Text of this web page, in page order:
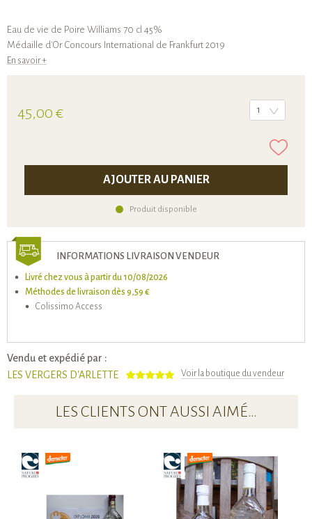
Eau de vie de Poire Williams 70 cl 45%
Médaille d'Or Concours International de Frankfurt 2019
En savoir +
45,00 € 1
AJOUTER AU PANIER
Produit disponible
INFORMATIONS LIVRAISON VENDEUR
Livré chez vous à partir du 10/08/2026
Méthodes de livraison dès 9,59 €
Colissimo Access
Vendu et expédié par :
LES VERGERS D'ARLETTE
Voir la boutique du vendeur
LES CLIENTS ONT AUSSI AIMÉ…